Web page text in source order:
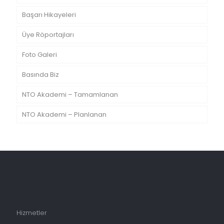
Başarı Hikayeleri
Üye Röportajları
Foto Galeri
Basında Biz
NTO Akademi – Tamamlanan
NTO Akademi – Planlanan
Hizmetler